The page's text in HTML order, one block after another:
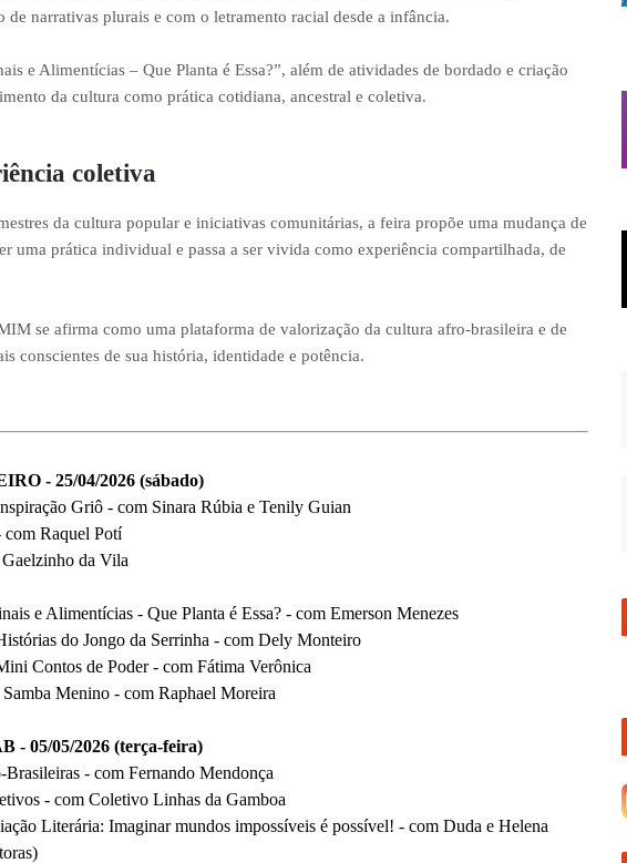
narrativas plurais e com o letramento racial desde a infância.
e Alimentícias – Que Planta é Essa?”, além de atividades de bordado e criação
da cultura como prática cotidiana, ancestral e coletiva.
coletiva
da cultura popular e iniciativas comunitárias, a feira propõe uma mudança de
uma prática individual e passa a ser vivida como experiência compartilhada, de
se afirma como uma plataforma de valorização da cultura afro-brasileira e de
conscientes de sua história, identidade e potência.
- 25/04/2026 (sábado)
Griô - com Sinara Rúbia e Tenily Guian
com Raquel Potí
da Vila
e Alimentícias - Que Planta é Essa? - com Emerson Menezes
do Jongo da Serrinha - com Dely Monteiro
Contos de Poder - com Fátima Verônica
Menino - com Raphael Moreira
- 05/05/2026 (terça-feira)
- com Fernando Mendonça
- com Coletivo Linhas da Gamboa
Literária: Imaginar mundos impossíveis é possível! - com Duda e Helena